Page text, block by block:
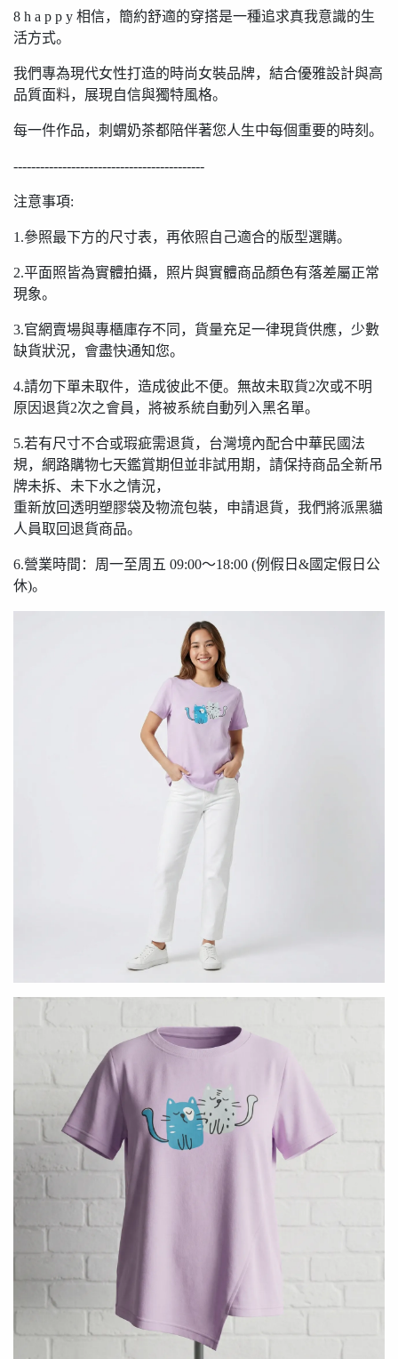
8 h a p p y 相信，簡約舒適的穿搭是一種追求真我意識的生
活方式。
我們專為現代女性打造的時尚女裝品牌，結合優雅設計與高
品質面料，展現自信與獨特風格。
每一件作品，刺蝟奶茶都陪伴著您人生中每個重要的時刻。
-------------------------------------------
注意事項:
1.參照最下方的尺寸表，再依照自己適合的版型選購。
2.平面照皆為實體拍攝，照片與實體商品顏色有落差屬正常
現象。
3.官網賣場與專櫃庫存不同，貨量充足一律現貨供應，少數
缺貨狀況，會盡快通知您。
4.請勿下單未取件，造成彼此不便。無故未取貨2次或不明
原因退貨2次之會員，將被系統自動列入黑名單。
5.若有尺寸不合或瑕疵需退貨，台灣境內配合中華民國法
規，網路購物七天鑑賞期但並非試用期，請保持商品全新吊
牌未拆、未下水之情況，
重新放回透明塑膠袋及物流包裝，申請退貨，我們將派黑貓
人員取回退貨商品。
6.營業時間：周一至周五 09:00〜18:00 (例假日&國定假日公
休)。